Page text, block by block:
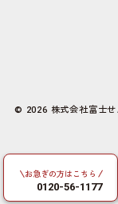
お急ぎの方はこちら
0120-56-1177
© 2026 株式会社富士せ